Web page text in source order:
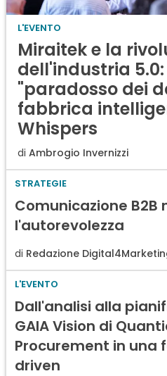
L'EVENTO
Miraitek e la
dell'industria
"paradosso dei
fabbrica
Whispers
di Ambrogio Invernizzi
STRATEGIE
Comunicazione B2B
l'autorevolezza
di Redazione
L'EVENTO
Dall'analisi alla
GAIA Vision di
Procurement in una
driven